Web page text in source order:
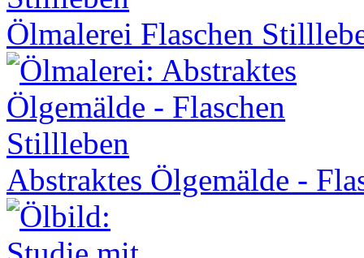
Ölmalerei Flaschen
Abstraktes Ölgemälde -